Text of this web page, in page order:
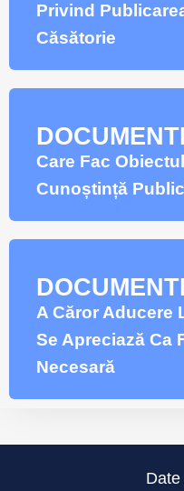
Privind
Căsătorie
Care Fac
Cunoștință
A Căror Aducere
Se Apreciază Ca
Necesară